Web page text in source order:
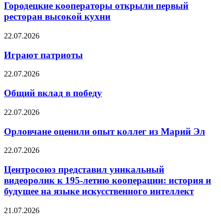
Городецкие кооператоры открыли первый
ресторан высокой кухни
22.07.2026
Играют патриоты
22.07.2026
Общий вклад в победу
22.07.2026
Орловчане оценили опыт коллег из Марий Эл
22.07.2026
Центросоюз представил уникальный
видеоролик к 195-летию кооперации: история и
будущее на языке искусственного интеллект
21.07.2026